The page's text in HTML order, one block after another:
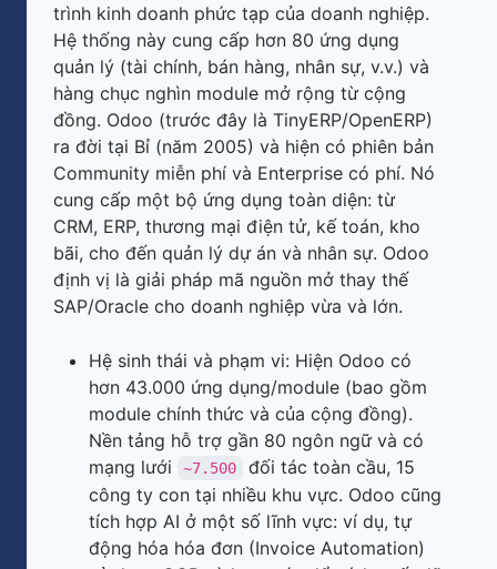
trình kinh doanh phức tạp của doanh nghiệp.
Hệ thống này cung cấp hơn 80 ứng dụng
quản lý (tài chính, bán hàng, nhân sự, v.v.) và
hàng chục nghìn module mở rộng từ cộng
đồng. Odoo (trước đây là TinyERP/OpenERP)
ra đời tại Bỉ (năm 2005) và hiện có phiên bản
Community miễn phí và Enterprise có phí. Nó
cung cấp một bộ ứng dụng toàn diện: từ
CRM, ERP, thương mại điện tử, kế toán, kho
bãi, cho đến quản lý dự án và nhân sự. Odoo
định vị là giải pháp mã nguồn mở thay thế
SAP/Oracle cho doanh nghiệp vừa và lớn.
Hệ sinh thái và phạm vi: Hiện Odoo có
hơn 43.000 ứng dụng/module (bao gồm
module chính thức và của cộng đồng).
Nền tảng hỗ trợ gần 80 ngôn ngữ và có
mạng lưới
~7.500
đối tác toàn cầu, 15
công ty con tại nhiều khu vực. Odoo cũng
tích hợp AI ở một số lĩnh vực: ví dụ, tự
động hóa hóa đơn (Invoice Automation)